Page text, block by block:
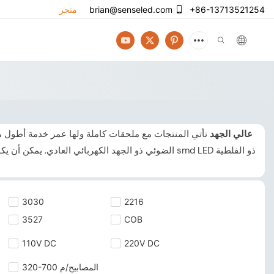
brian@senseled.com +86-13713521254
شريط LED عالي الجهد تأتي المنتجات مع ملحقات كاملة ولها عمر خدمة
3030
2216
3527
COB
110V DC 220V DC
320-700 المصابيح/م